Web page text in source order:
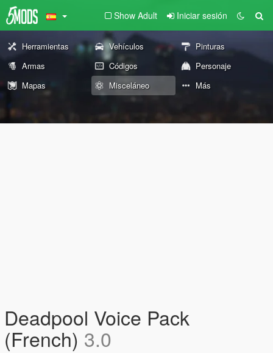
Show Adult Iniciar sesión
Herramientas Vehículos
Pinturas
Armas
Códigos
Personaje
Mapas
Misceláneo Más
Deadpool Voice Pack
(French) 3.0